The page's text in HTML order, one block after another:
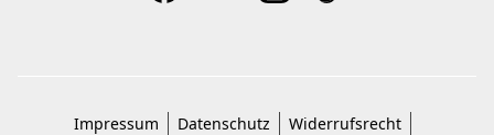
Impressum Datenschutz Widerrufsrecht